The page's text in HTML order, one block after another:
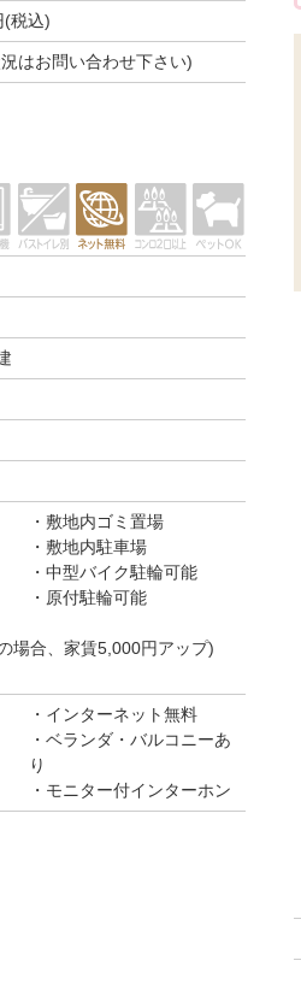
(税込)
はお問い合わせ下さい)
敷地内ゴミ置場
敷地内駐車場
中型バイク駐輪可能
原付駐輪可能
場合、家賃5,000円アップ)
インターネット無料
ベランダ・バルコニーあ
り
モニター付インターホン